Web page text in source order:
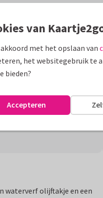
waterverf olijftakje en een
van
akkoord met het opslaan van
het websitegebruik te
bieden?
Accepteren